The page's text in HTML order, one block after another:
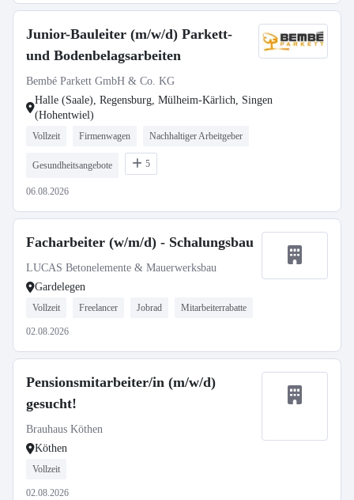
Junior-Bauleiter (m/w/d) Parkett-
und Bodenbelagsarbeiten
Bembé Parkett GmbH & Co. KG
Halle (Saale), Regensburg, Mülheim-Kärlich, Singen
(Hohentwiel)
Vollzeit Firmenwagen Nachhaltiger Arbeitgeber
Gesundheitsangebote 5
06.08.2026
Facharbeiter (w/m/d) - Schalungsbau
LUCAS Betonelemente & Mauerwerksbau
Gardelegen
Vollzeit Freelancer Jobrad Mitarbeiterrabatte
02.08.2026
Pensionsmitarbeiter/in (m/w/d)
gesucht!
Brauhaus Köthen
Köthen
Vollzeit
02.08.2026